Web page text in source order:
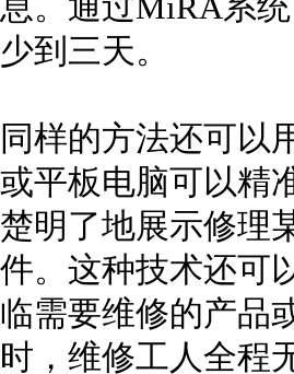
息。通过MiRA系
少到三天。
同样的方法还可以
或平板电脑可以精
楚明了地展示修理
件。这种技术还可
临需要维修的产品
时，维修工人全程